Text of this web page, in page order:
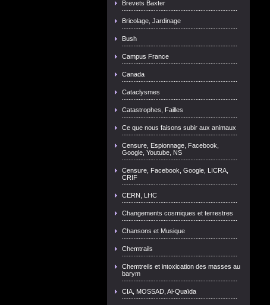
Brevets Baxter
Bricolage, Jardinage
Bush
Campus France
Canada
Cataclysmes
Catastrophes, Failles
Ce que nous faisons subir aux animaux
Censure, Espionnage, Facebook,
Google, Youtube, NS
Censure, Facebook, Google, LICRA,
CRIF
CERN, LHC
Changements cosmiques et terrestres
Chansons et Musique
Chemtrails
Chemtreils et intoxication des masses au
barym
CIA, MOSSAD, Al-Quaïda